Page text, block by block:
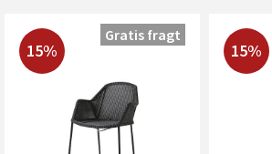
15%
Gratis fragt
15%